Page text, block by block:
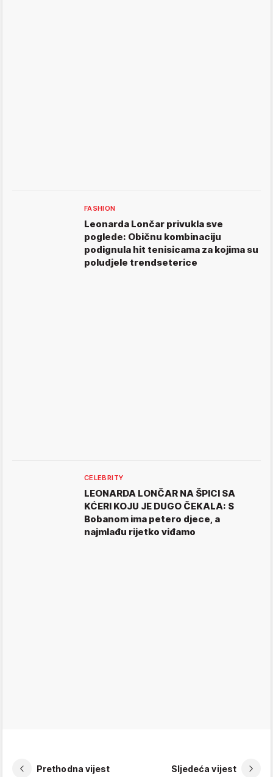
FASHION
Leonarda Lončar privukla sve
poglede: Običnu kombinaciju
podignula hit tenisicama za kojima su
poludjele trendseterice
CELEBRITY
LEONARDA LONČAR NA ŠPICI SA
KĆERI KOJU JE DUGO ČEKALA: S
Bobanom ima petero djece, a
najmlađu rijetko viđamo
Prethodna vijest Sljedeća vijest